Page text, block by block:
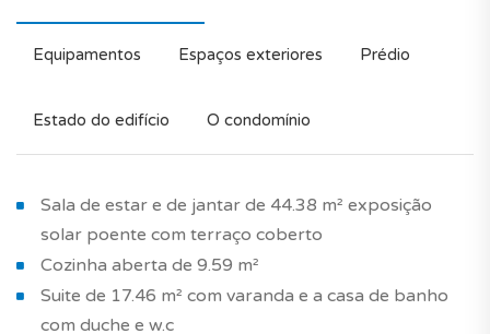
Equipamentos Espaços exteriores Prédio
Estado do edifício O condomínio
Sala de estar e de jantar de 44.38 m² exposição
solar poente com terraço coberto
Cozinha aberta de 9.59 m²
Suite de 17.46 m² com varanda e a casa de banho
com duche e w.c